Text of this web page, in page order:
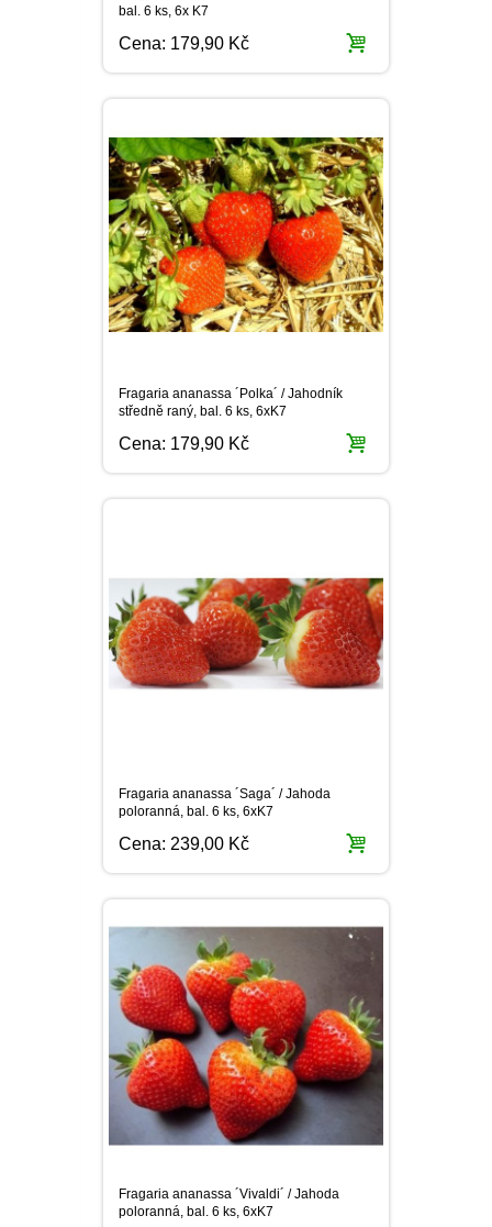
bal. 6 ks, 6x K7
Cena: 179,90 Kč
Fragaria ananassa ´Polka´ / Jahodník
středně raný, bal. 6 ks, 6xK7
Cena: 179,90 Kč
Fragaria ananassa ´Saga´ / Jahoda
poloranná, bal. 6 ks, 6xK7
Cena: 239,00 Kč
Fragaria ananassa ´Vivaldi´ / Jahoda
poloranná, bal. 6 ks, 6xK7